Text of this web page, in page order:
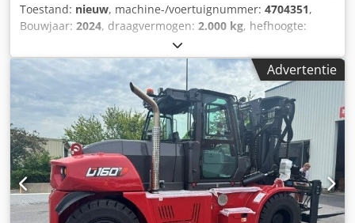
Toestand: nieuw, machine-/voertuignummer: 4704351,
Bouwjaar: 2024, draagvermogen: 2.000 kg, hefhoogte:
1.000 mm
500 mm, brandstoftype:elektrisch, masttype:triplex,
bouwhoogte:2.230 mm, vorklengte:1.200 mm, motortype:
Elektrisch, fabrikant: Bobcat Cedpfx Aoxz Spwsikjha
Advertentie